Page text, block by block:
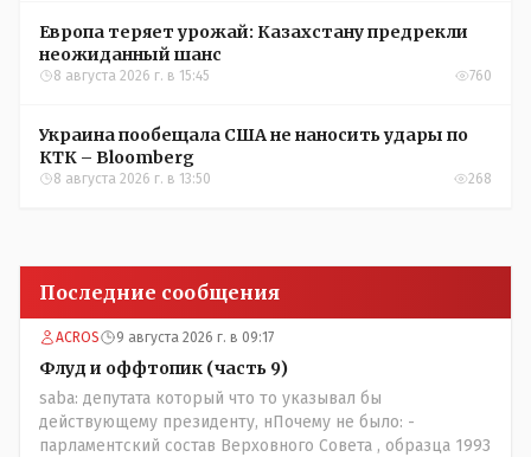
Европа теряет урожай: Казахстану предрекли
неожиданный шанс
8 августа 2026 г. в 15:45 760
Украина пообещала США не наносить удары по
КТК – Bloomberg
8 августа 2026 г. в 13:50 268
Последние сообщения
ACROS 9 августа 2026 г. в 09:17
Флуд и оффтопик (часть 9)
saba: депутата который что то указывал бы
действующему президенту, нПочему не было: -
парламентский состав Верховного Совета , образца 1993